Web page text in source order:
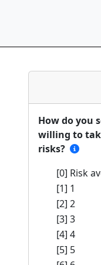
How do you
willing to
risks?
[0] Risk
[1] 1
[2] 2
[3] 3
[4] 4
[5] 5